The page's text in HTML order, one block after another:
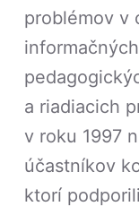
problémov v
a riadiacich
v roku 1997
účastníkov
ktorí